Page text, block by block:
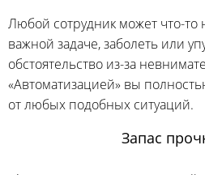
Любой сотрудник может что-то
важной задаче, заболеть или
обстоятельство из-за
«Автоматизацией» вы
от любых подобных ситуаций.
Запас